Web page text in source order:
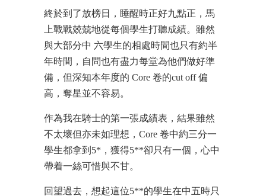
終於到了放榜日，睡醒時正好九點正，馬
上戰戰兢兢地從每個學生打聽成績。雖然
與大部分中 六學生的相處時間也只有約半
年時間，自問也有盡力每堂為他們做好準
備，但深知本年度的 Core 卷的cut off 偏
高，奪星並不容易。
作為我在騎士的第一張成績表，結果雖然
不太壞但亦未如理想，Core 卷中約三分一
學生都拿到5*，獲得5**卻只有一個，心中
帶着一絲可惜與不甘。
回望過去，想起這位5**的學生在中五時只